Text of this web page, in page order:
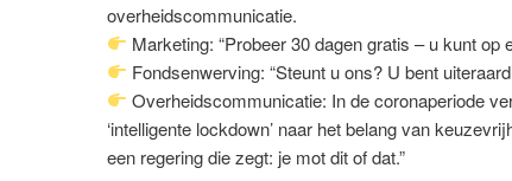
overheidscommunicatie.
Marketing: “Probeer 30 dagen gratis – u kunt op
Fondsenwerving: “Steunt u ons? U bent
Overheidscommunicatie: In de coronaperiode
‘intelligente lockdown’ naar het belang van
een regering die zegt: je mot dit of dat.”